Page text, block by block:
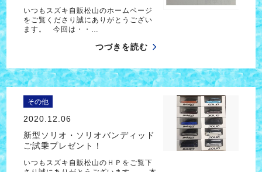
いつもスズキ自販松山のホームページ
をご覧くださり誠にありがとうござい
ます。 今回は・・…
つづきを読む
その他
2020.12.06
新型ソリオ・ソリオバンディッド
ご試乗プレゼント！
いつもスズキ自販松山のＨＰをご覧下